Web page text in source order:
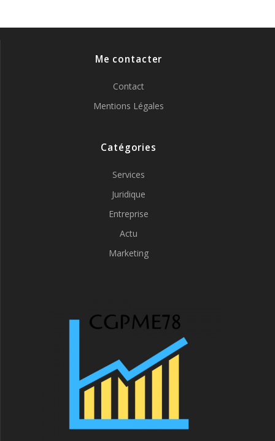
Me contacter
Contact
Mentions Légales
Catégories
Services
Juridique
Entreprise
Actu
Marketing